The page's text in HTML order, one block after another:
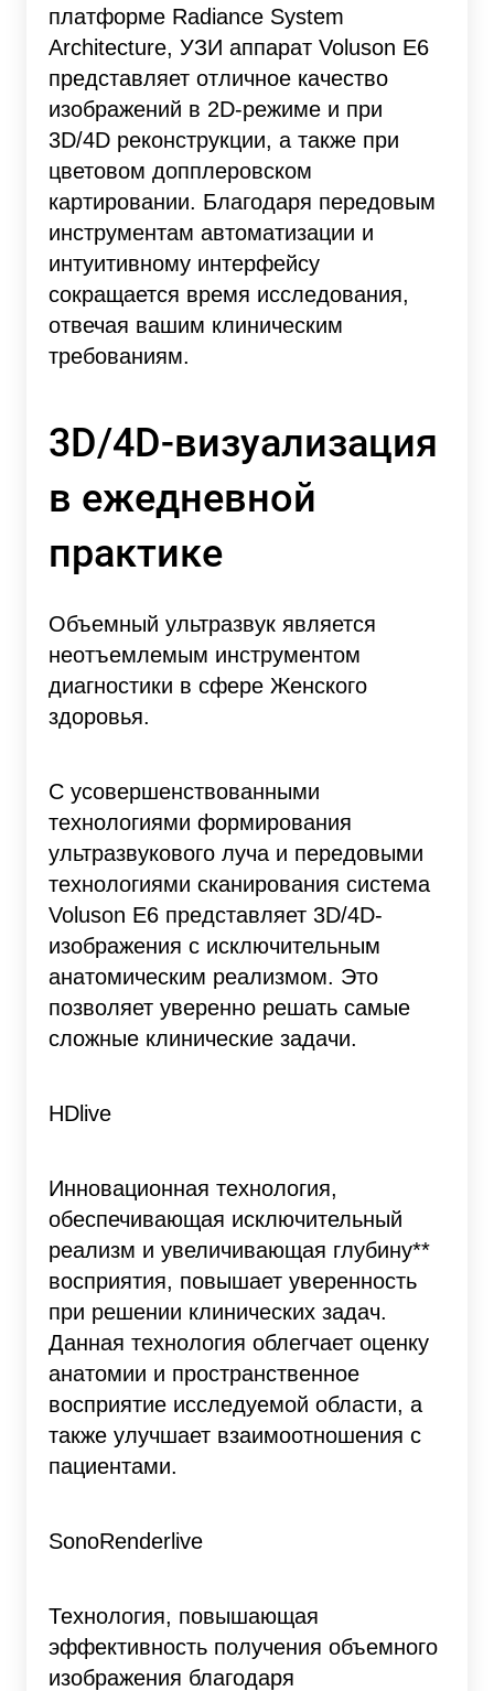
платформе Radiance System
Architecture, УЗИ аппарат Voluson E6
представляет отличное качество
изображений в 2D-режиме и при
3D/4D реконструкции, а также при
цветовом допплеровском
картировании. Благодаря передовым
инструментам автоматизации и
интуитивному интерфейсу
сокращается время исследования,
отвечая вашим клиническим
требованиям.
3D/4D-визуализация
в ежедневной
практике
Объемный ультразвук является
неотъемлемым инструментом
диагностики в сфере Женского
здоровья.
С усовершенствованными
технологиями формирования
ультразвукового луча и передовыми
технологиями сканирования система
Voluson E6 представляет 3D/4D-
изображения с исключительным
анатомическим реализмом. Это
позволяет уверенно решать самые
сложные клинические задачи.
HDlive
Инновационная технология,
обеспечивающая исключительный
реализм и увеличивающая глубину**
восприятия, повышает уверенность
при решении клинических задач.
Данная технология облегчает оценку
анатомии и пространственное
восприятие исследуемой области, а
также улучшает взаимоотношения с
пациентами.
SonoRenderlive
Технология, повышающая
эффективность получения объемного
изображения благодаря